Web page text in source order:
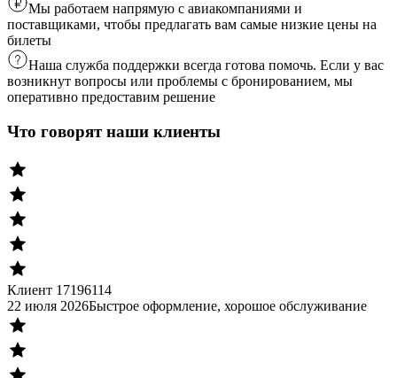
Мы работаем напрямую с авиакомпаниями и
поставщиками, чтобы предлагать вам самые низкие цены на
билеты
Наша служба поддержки всегда готова помочь. Если у вас
возникнут вопросы или проблемы с бронированием, мы
оперативно предоставим решение
Что говорят наши клиенты
Клиент 17196114
22 июля 2026Быстрое оформление, хорошое обслуживание